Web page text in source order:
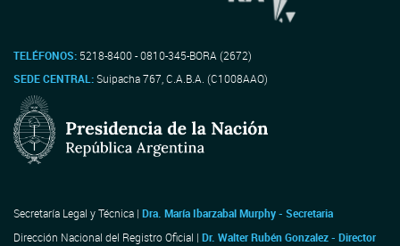
TELÉFONOS: 5218-8400 - 0810-345-BORA (2672)
SEDE CENTRAL:Suipacha 767, C.A.B.A. (C1008AAO)
Secretaría Legal y Técnica | Dra. María Ibarzabal Murphy - Secretaria
Dirección Nacional del Registro Oficial | Dr. Walter Rubén Gonzalez - Director